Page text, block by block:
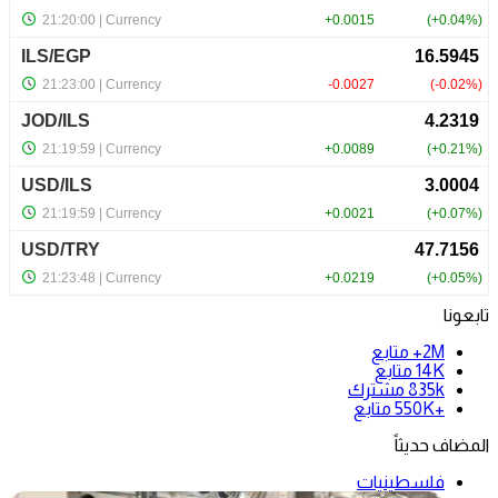
تابعونا
2M+
متابع
14K متابع
835k مشترك
+550K
متابع
المضاف حديثاً
فلسطينيات